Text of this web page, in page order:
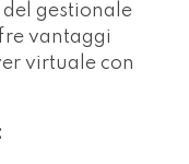
gestionale
vantaggi
virtuale con